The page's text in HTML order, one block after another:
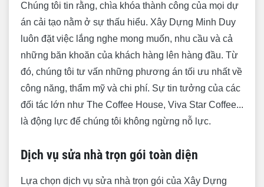
Chúng tôi tin rằng, chìa khóa thành công của mọi dự
án cải tạo nằm ở sự thấu hiểu. Xây Dựng Minh Duy
luôn đặt việc lắng nghe mong muốn, nhu cầu và cả
những băn khoăn của khách hàng lên hàng đầu. Từ
đó, chúng tôi tư vấn những phương án tối ưu nhất về
công năng, thẩm mỹ và chi phí. Sự tin tưởng của các
đối tác lớn như The Coffee House, Viva Star Coffee...
là động lực để chúng tôi không ngừng nỗ lực.
Dịch vụ sửa nhà trọn gói toàn diện
Lựa chọn dịch vụ sửa nhà trọn gói của Xây Dựng